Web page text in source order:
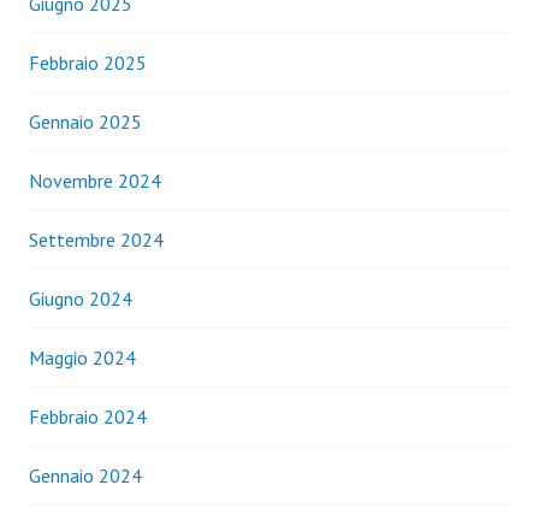
Febbraio 2025
Gennaio 2025
Novembre 2024
Settembre 2024
Giugno 2024
Maggio 2024
Febbraio 2024
Gennaio 2024